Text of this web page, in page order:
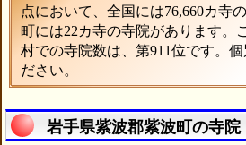
点において、全国には76,660カ寺
町には22カ寺の寺院があります。
村での寺院数は、第911位です。
ださい。
岩手県紫波郡紫波町の寺